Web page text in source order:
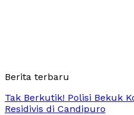
Berita terbaru
Tak Berkutik! Polisi Bekuk
Residivis di Candipuro